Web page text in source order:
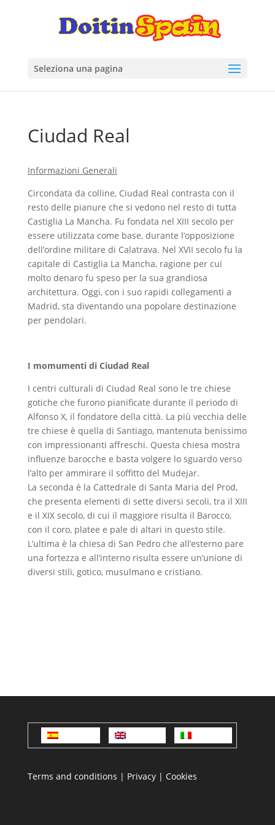
Seleziona una pagina
Ciudad Real
Informazioni Generali
Circondata da colline, Ciudad Real contrasta con il
resto delle pianure che si vedono nel resto di tutta
Castiglia La Mancha. Fu fondata nel XIII secolo per
essere utilizzata come base, durante l’opposizione
dell’ordine militare di Calatrava. Nel XVII secolo fu la
capitale di Castiglia La Mancha, ragione per cui
molto denaro fu speso per la sua grandiosa
architettura. Oggi, con i suo rapidi collegamenti a
Madrid, sta diventando una popolare destinazione
per pendolari.
I momumenti di Ciudad Real
I centri culturali di Ciudad Real sono le tre chiese
gotiche che furono pianificate durante il periodo di
Alfonso X, il fondatore della città. La più vecchia delle
tre chiese è quella di Santiago, mantenuta benissimo
con impressionanti affreschi. Questa chiesa mostra
influenze barocche e basta volgere lo sguardo verso
l’alto per ammirare il soffitto del Mudejar.
La seconda è la Cattedrale di Santa Maria del Prod,
che presenta elementi di sette diversi secoli, tra il XIII
e il XIX secolo, di cui il maggiore risulta il Barocco,
con il coro, platee e pale di altari in questo stile.
L’ultima è la chiesa di San Pedro che all’esterno pare
una fortezza e all’interno risulta essere un’unione di
diversi stili, gotico, musulmano e cristiano.
Terms and conditions | Privacy| Cookies